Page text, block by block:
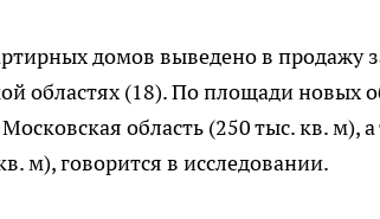
домов выведено в продажу
областях (18). По площади новых
область (250 тыс. кв. м),
м), говорится в исследовании.